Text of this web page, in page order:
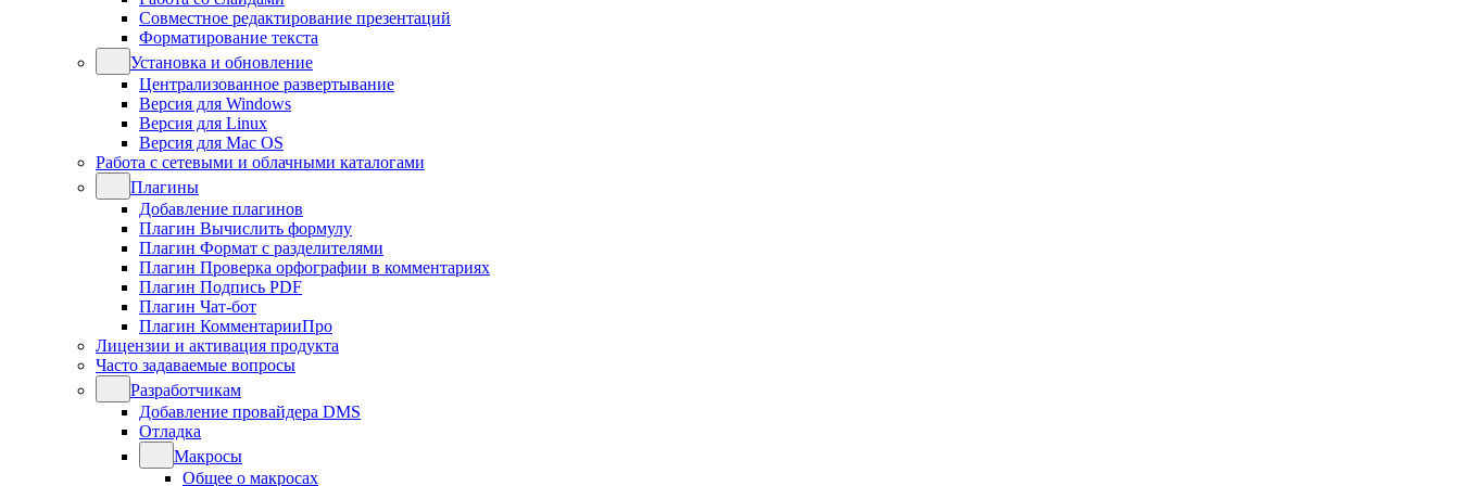
Совместное редактирование презентаций
Форматирование текста
Установка и обновление
Централизованное развертывание
Версия для Windows
Версия для Linux
Версия для Mac OS
Работа с сетевыми и облачными каталогами
Плагины
Добавление плагинов
Плагин Вычислить формулу
Плагин Формат с разделителями
Плагин Проверка орфографии в комментариях
Плагин Подпись PDF
Плагин Чат-бот
Плагин КомментарииПро
Лицензии и активация продукта
Часто задаваемые вопросы
Разработчикам
Добавление провайдера DMS
Отладка
Макросы
Общее о макросах